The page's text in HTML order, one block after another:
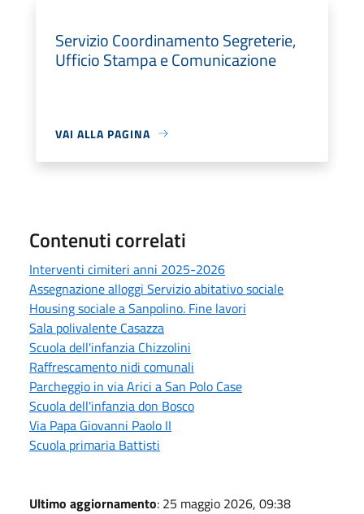
Servizio Coordinamento Segreterie,
Ufficio Stampa e Comunicazione
VAI ALLA PAGINA
Contenuti correlati
Interventi cimiteri anni 2025-2026
Assegnazione alloggi Servizio abitativo sociale
Housing sociale a Sanpolino. Fine lavori
Sala polivalente Casazza
Scuola dell'infanzia Chizzolini
Raffrescamento nidi comunali
Parcheggio in via Arici a San Polo Case
Scuola dell'infanzia don Bosco
Via Papa Giovanni Paolo II
Scuola primaria Battisti
Ultimo aggiornamento: 25 maggio 2026, 09:38